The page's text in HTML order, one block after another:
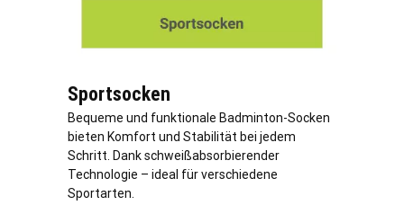
Sportsocken
Bequeme und funktionale Badminton-Socken
bieten Komfort und Stabilität bei jedem
Schritt. Dank schweißabsorbierender
Technologie – ideal für verschiedene
Sportarten.